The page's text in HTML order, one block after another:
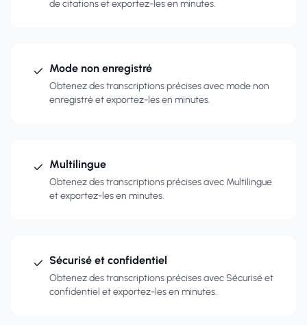
de citations et exportez-les en minutes.
Mode non enregistré
Obtenez des transcriptions précises avec mode non
enregistré et exportez-les en minutes.
Multilingue
Obtenez des transcriptions précises avec Multilingue
et exportez-les en minutes.
Sécurisé et confidentiel
Obtenez des transcriptions précises avec Sécurisé et
confidentiel et exportez-les en minutes.